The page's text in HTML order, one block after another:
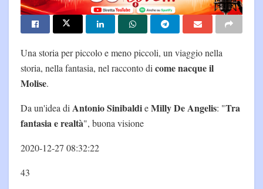
Una storia per piccolo e meno piccoli, un viaggio nella
storia, nella fantasia, nel racconto di come nacque il
Molise.
Da un'idea di Antonio SinibaldieMilly De Angelis: "Tra
fantasia e realtà", buona visione
2020-12-27 08:32:22
43